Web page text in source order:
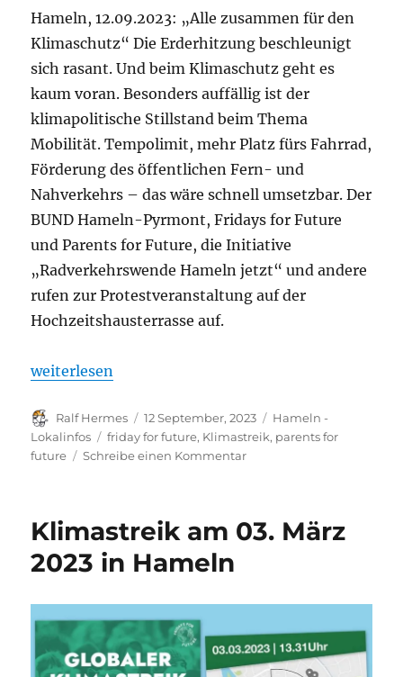
Hameln, 12.09.2023: „Alle zusammen für den
Klimaschutz“ Die Erderhitzung beschleunigt
sich rasant. Und beim Klima­schutz geht es
kaum voran. Besonders auffällig ist der
klimapolitische Stillstand beim Thema
Mobilität. Tempolimit, mehr Platz fürs Fahrrad,
Förderung des öffentlichen Fern- und
Nahverkehrs – das wäre schnell umsetzbar. Der
BUND Hameln-Pyrmont, Fridays for Future
und Parents for Future, die Initiative
„Radverkehrswende Hameln jetzt“ und andere
rufen zur Protestveranstaltung auf der
Hochzeitshausterrasse auf.
„Aufruf zum Klimastreik in Hameln“
weiterlesen
Autor
Ralf Hermes
Veröffentlicht
am
12 September, 2023 Kategorien
Hameln -
Lokalinfos
Schlagwörter
friday for future, Klimastreik, parents for
future
Schreibe einen Kommentarzu
in
Klimastreik am 03. März
2023 in Hameln